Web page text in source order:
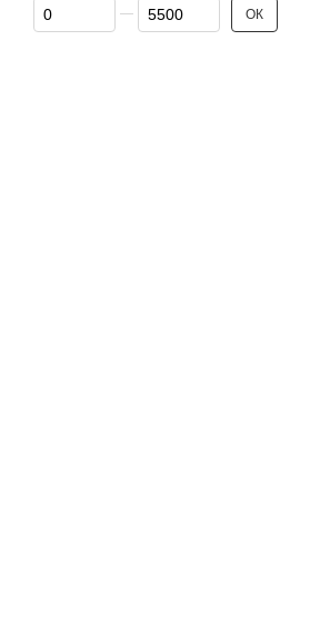
Від Ціна, грн
До Ціна, грн ОК